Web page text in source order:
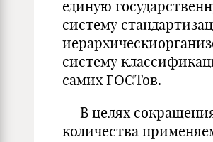
единую
систему
систему
самих ГОСТов.
В целях
количества